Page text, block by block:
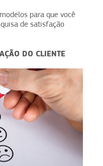
para que você
de satisfação
DO CLIENTE